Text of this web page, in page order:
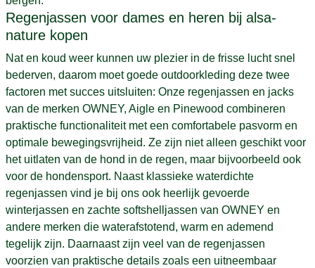
Regenjassen voor dames en heren bij alsa-
nature kopen
Nat en koud weer kunnen uw plezier in de frisse lucht snel
bederven, daarom moet goede outdoorkleding deze twee
factoren met succes uitsluiten: Onze regenjassen en jacks
van de merken OWNEY, Aigle en Pinewood combineren
praktische functionaliteit met een comfortabele pasvorm en
optimale bewegingsvrijheid. Ze zijn niet alleen geschikt voor
het uitlaten van de hond in de regen, maar bijvoorbeeld ook
voor de hondensport. Naast klassieke waterdichte
regenjassen vind je bij ons ook heerlijk gevoerde
winterjassen en zachte softshelljassen van OWNEY en
andere merken die waterafstotend, warm en ademend
tegelijk zijn. Daarnaast zijn veel van de regenjassen
voorzien van praktische details zoals een uitneembaar